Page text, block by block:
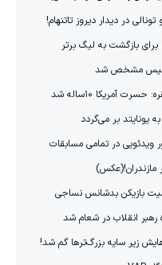
در دیدار دیروز تاتنهام!
برای بازگشت به لیگ برتر
مشخص شد
آمریکا ۱۰‌ساله شد
یونایتد بر می‌گردد
در تمامی مسابقات
مازندران!(عکس)
بازیکن بدشانس نساجی
انقلاب در شعام شد
زیر سایه بزرگ‌ترها گم شد!